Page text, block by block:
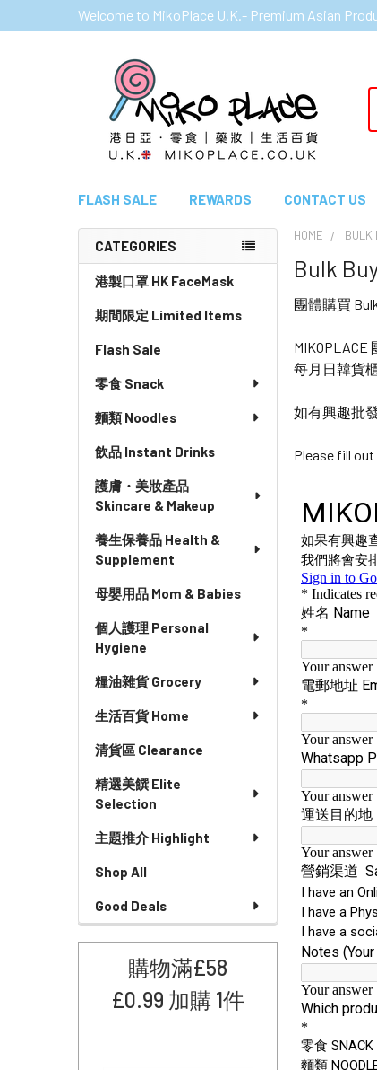
Welcome to MikoPlace U.K.- Premium Asian
FLASH SALE REWARDS CONTACT US
Sidebar
CATEGORIES
港製口罩 HK FaceMask
期間限定 Limited Items
Flash Sale
零食 Snack
麵類 Noodles
飲品 Instant Drinks
護膚・美妝產品
Skincare & Makeup
養生保養品 Health &
Supplement
母嬰用品 Mom & Babies
個人護理 Personal
Hygiene
糧油雜貨 Grocery
生活百貨 Home
清貨區 Clearance
精選美饌 Elite
Selection
主題推介 Highlight
Shop All
Good Deals
購物滿£58
£0.99 加購 1件
HOME BULK
Bulk
團體購買
每月日韓貨
如有興趣批
Please fill